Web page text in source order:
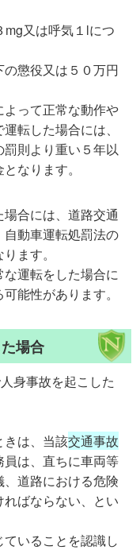
又は呼気１lにつ
懲役又は５０万円
って正常な動作や
転した場合には、
罰則より重い５年以
なります。
合には、道路交通
動車運転処罰法の
ます。
運転をした場合に
能性があります。
場合
身事故を起こした
きは、当該交通事故
は、直ちに車両等
道路における危険
ばならない、とい
いることを認識し